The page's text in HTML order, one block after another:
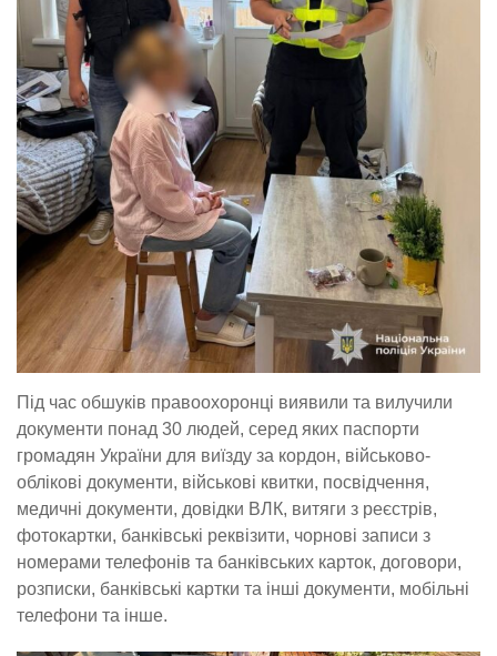
Під час обшуків правоохоронці виявили та вилучили
документи понад 30 людей, серед яких паспорти
громадян України для виїзду за кордон, військово-
облікові документи, військові квитки, посвідчення,
медичні документи, довідки ВЛК, витяги з реєстрів,
фотокартки, банківські реквізити, чорнові записи з
номерами телефонів та банківських карток, договори,
розписки, банківські картки та інші документи, мобільні
телефони та інше.